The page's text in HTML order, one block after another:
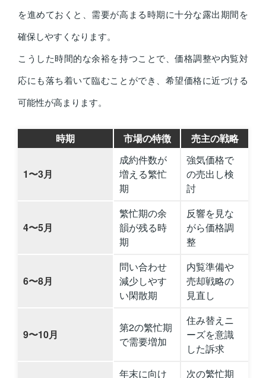
を進めておくと、需要が高まる時期に十分な露出期間を
確保しやすくなります。
こうした時間的な余裕を持つことで、価格調整や内覧対
応にも落ち着いて臨むことができ、希望価格に近づける
可能性が高まります。
時期 市場の特徴 売主の戦略
1〜3月
成約件数が
増える繁忙
期
強気価格で
の売出し検
討
4〜5月
繁忙期の余
韻が残る時
期
反響を見な
がら価格調
整
6〜8月
問い合わせ
減少しやす
い閑散期
内覧準備や
売却戦略の
見直し
9〜10月
第2の繁忙期
で需要増加
住み替えニ
ーズを意識
した訴求
年末に向け
次の繁忙期